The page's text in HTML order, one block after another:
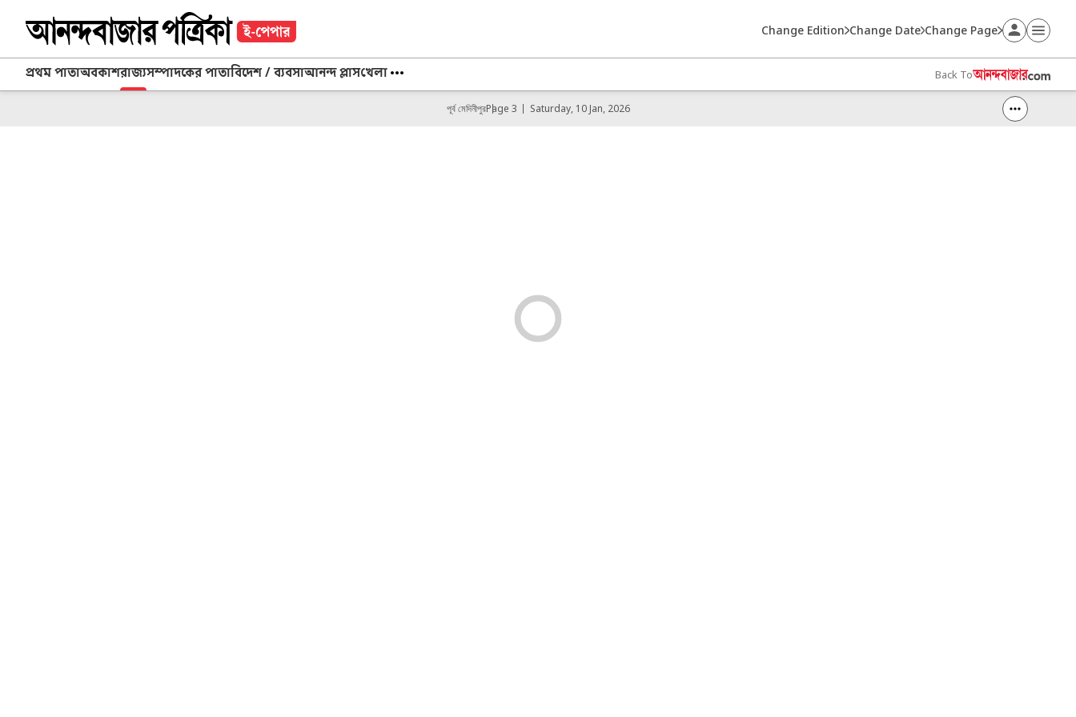
Change Edition Change Date Change Page
প্রথম পাতাঅবকাশরাজ্যসম্পাদকের পাতাবিদেশ / ব্যবসাআনন্দ প্লাসখেলা Back To
পূর্ব মেদিনীপুরPage 3 Saturday, 10 Jan, 2026